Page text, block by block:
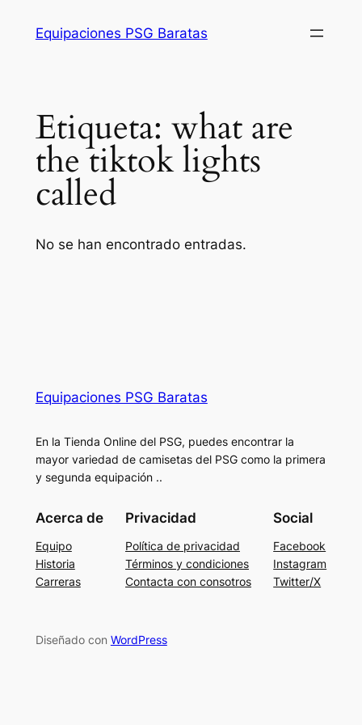
Equipaciones PSG Baratas
Etiqueta: what are
the tiktok lights
called
No se han encontrado entradas.
Equipaciones PSG Baratas
En la Tienda Online del PSG, puedes encontrar la
mayor variedad de camisetas del PSG como la primera
y segunda equipación ..
Acerca de
Equipo
Historia
Carreras
Privacidad
Política de privacidad
Términos y condiciones
Contacta con consotros
Social
Facebook
Instagram
Twitter/X
Diseñado con WordPress